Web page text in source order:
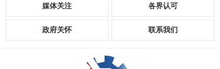
媒体关注 各界认可
政府关怀 联系我们